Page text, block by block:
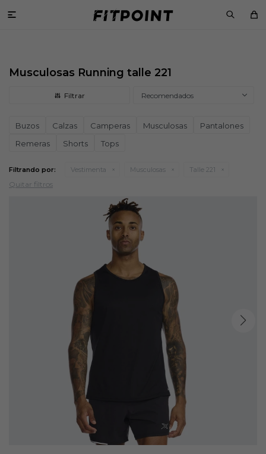

Musculosas Running talle 221
Recomendados
Buzos Calzas Camperas Musculosas
Pantalones
Remeras
Shorts Tops
Filtrando por: Vestimenta Musculosas Talle 221
Quitar filtros